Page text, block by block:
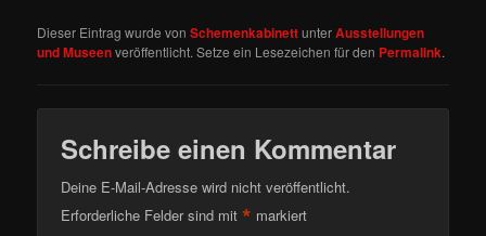
Dieser Eintrag wurde vonSchemenkabinettunterAusstellungen
und Museenveröffentlicht. Setze ein Lesezeichen für den Permalink.
Schreibe einen Kommentar
Deine E-Mail-Adresse wird nicht veröffentlicht.
Erforderliche Felder sind mit* markiert